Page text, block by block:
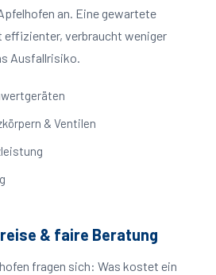
an. Eine gewartete
effizienter, verbraucht weniger
Ausfallrisiko.
& Ventilen
& faire Beratung
fragen sich: Was kostet ein